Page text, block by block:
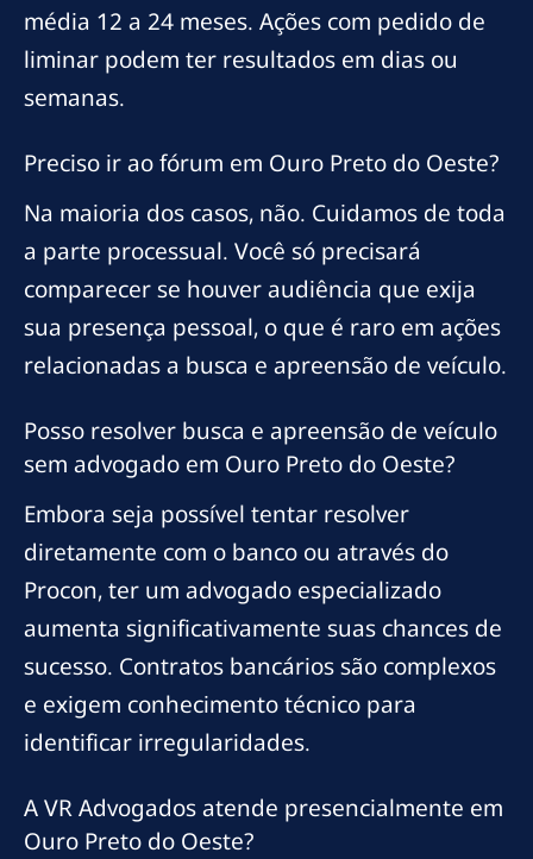
média 12 a 24 meses. Ações com pedido de
liminar podem ter resultados em dias ou
semanas.
Preciso ir ao fórum em Ouro Preto do Oeste?
Na maioria dos casos, não. Cuidamos de toda
a parte processual. Você só precisará
comparecer se houver audiência que exija
sua presença pessoal, o que é raro em ações
relacionadas a busca e apreensão de veículo.
Posso resolver busca e apreensão de veículo
sem advogado em Ouro Preto do Oeste?
Embora seja possível tentar resolver
diretamente com o banco ou através do
Procon, ter um advogado especializado
aumenta significativamente suas chances de
sucesso. Contratos bancários são complexos
e exigem conhecimento técnico para
identificar irregularidades.
A VR Advogados atende presencialmente em
Ouro Preto do Oeste?